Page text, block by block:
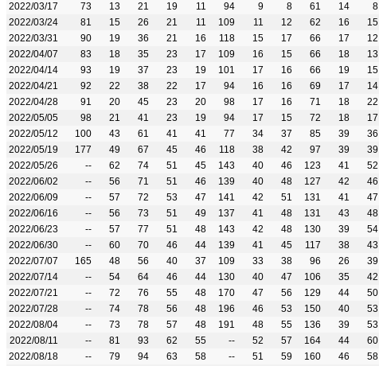
2022/03/17
73 13 21 19 11 94 9 8 61 14 8
2022/03/24
81 15 26 21 11 109 11 12 62 16 15
2022/03/31
90 19 36 21 16 118 15 17 66 17 12
2022/04/07
83 18 35 23 17 109 16 15 66 18 13
2022/04/14
93 19 37 23 19 101 17 16 66 19 15
2022/04/21
92 22 38 22 17 94 16 16 69 17 14
2022/04/28
91 20 45 23 20 98 17 16 71 18 22
2022/05/05
98 21 41 23 19 94 17 15 72 18 17
2022/05/12
100 43 61 41 41 77 34 37 85 39 36
2022/05/19
177 49 67 45 46 118 38 42 97 39 39
2022/05/26
-- 62 74 51 45 143 40 46 123 41 52
2022/06/02
-- 56 71 51 46 139 40 48 127 42 46
2022/06/09
-- 57 72 53 47 141 42 51 131 41 47
2022/06/16
-- 56 73 51 49 137 41 48 131 43 48
2022/06/23
-- 57 77 51 48 143 42 48 130 39 54
2022/06/30
-- 60 70 46 44 139 41 45 117 38 43
2022/07/07
165 48 56 40 37 109 33 38 96 26 39
2022/07/14
-- 54 64 46 44 130 40 47 106 35 42
2022/07/21
-- 72 76 55 48 170 47 56 129 44 50
2022/07/28
-- 74 78 56 48 196 46 53 150 40 53
2022/08/04
-- 73 78 57 48 191 48 55 136 39 53
2022/08/11
-- 81 93 62 55 -- 52 57 164 44 60
2022/08/18
-- 79 94 63 58 -- 51 59 160 46 58